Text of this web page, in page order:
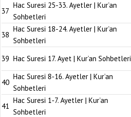
37
Hac Suresi 25-33. Ayetler | Kur’an
Sohbetleri
38
Hac Suresi 18-24. Ayetler | Kur’an
Sohbetleri
39 Hac Suresi 17. Ayet | Kur’an Sohbetleri
40
Hac Suresi 8-16. Ayetler | Kur’an
Sohbetleri
41
Hac Suresi 1-7. Ayetler | Kur’an
Sohbetleri